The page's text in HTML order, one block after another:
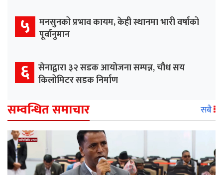
५
मनसुनको प्रभाव कायम, केही स्थानमा भारी वर्षाको
पूर्वानुमान
६ सेनाद्वारा ३२ सडक आयोजना सम्पन्न, चौध सय
किलोमिटर सडक निर्माण
सम्वन्धित समाचार सबै